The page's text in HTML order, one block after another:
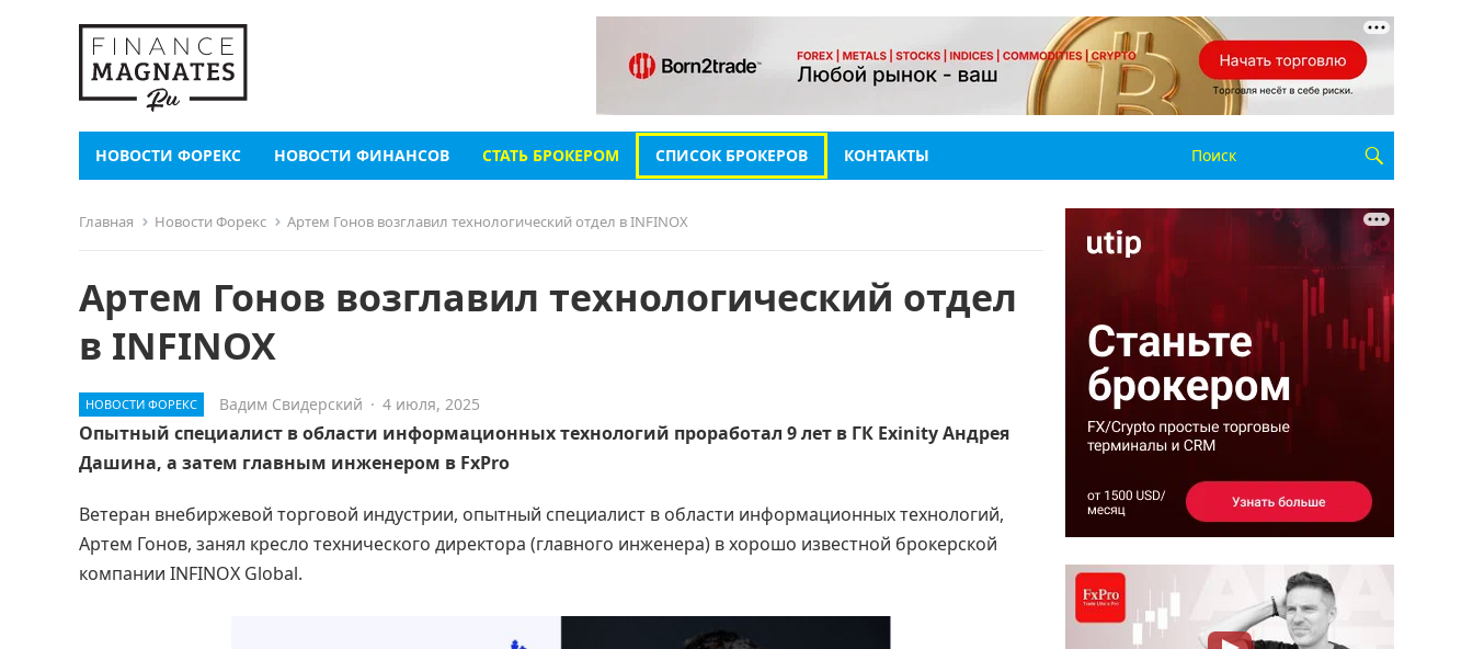
НОВОСТИ ФОРЕКС НОВОСТИ ФИНАНСОВ СТАТЬ БРОКЕРОМ СПИСОК БРОКЕРОВ КОНТАКТЫ
Главная Новости Форекс Артем Гонов возглавил технологический отдел в INFINOX
Артем Гонов возглавил технологический отдел
в INFINOX
НОВОСТИ ФОРЕКС Вадим Свидерский · 4 июля, 2025
Опытный специалист в области информационных технологий проработал 9 лет в ГК Exinity Андрея
Дашина, а затем главным инженером в FxPro
Ветеран внебиржевой торговой индустрии, опытный специалист в области информационных технологий,
Артем Гонов, занял кресло технического директора (главного инженера) в хорошо известной брокерской
компании INFINOX Global.